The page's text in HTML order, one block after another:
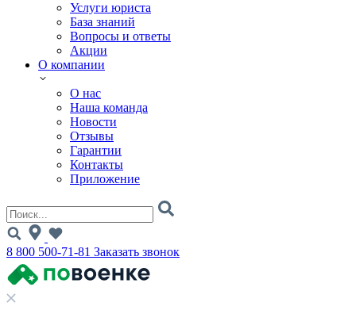
Услуги юриста
База знаний
Вопросы и ответы
Акции
О компании
О нас
Наша команда
Новости
Отзывы
Гарантии
Контакты
Приложение
8 800 500-71-81 Заказать звонок